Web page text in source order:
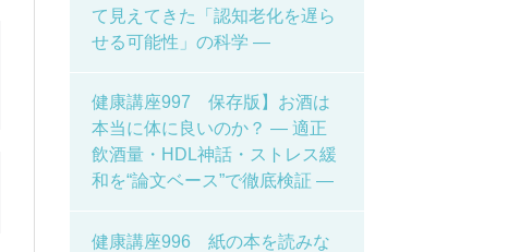
て見えてきた「認知老化を遅ら
せる可能性」の科学 ―
健康講座997 保存版】お酒は
本当に体に良いのか？ ― 適正
飲酒量・HDL神話・ストレス緩
和を“論文ベース”で徹底検証 ―
健康講座996 紙の本を読みな